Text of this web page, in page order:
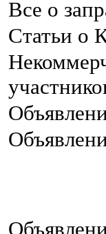
Все о
Статьи о